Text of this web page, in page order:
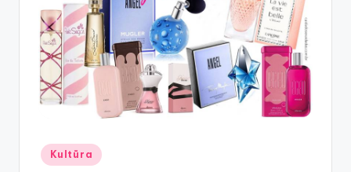
Posted
in
Kultūra